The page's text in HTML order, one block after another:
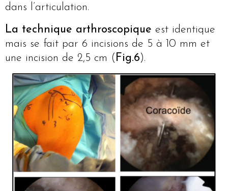
dans l’articulation.
La technique arthroscopique est identique
mais se fait par 6 incisions de 5 à 10 mm et
une incision de 2,5 cm ( Fig.6).